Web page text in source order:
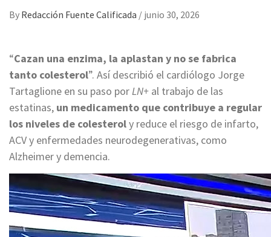
By Redacción Fuente Calificada / junio 30, 2026
“Cazan una enzima, la aplastan y no se fabrica
tanto colesterol”. Así describió el cardiólogo Jorge
Tartaglione en su paso porLN+ al trabajo de las
estatinas, un medicamento que contribuye a regular
los niveles de colesteroly reduce el riesgo de infarto,
ACV y enfermedades neurodegenerativas, como
Alzheimer y demencia.